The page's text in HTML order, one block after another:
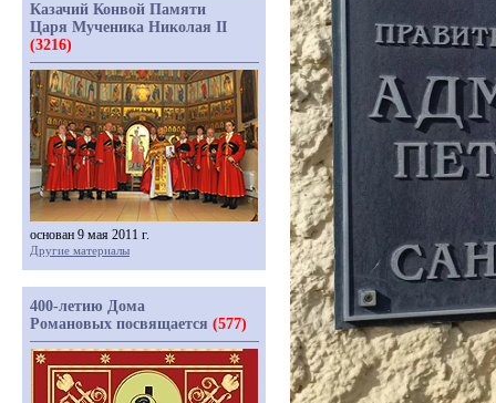
Казачий Конвой Памяти
Царя Мученика Николая II
(3216)
основан 9 мая 2011 г.
Другие материалы
400-летию Дома
Романовых посвящается (577)